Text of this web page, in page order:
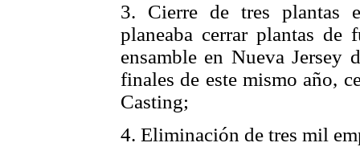
3. Cierre de tres plantas
planeaba cerrar plantas
ensamble en Nueva Jersey
finales de este mismo año,
Casting;
4. Eliminación de tres mil